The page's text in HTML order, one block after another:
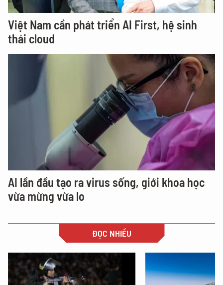
Việt Nam cần phát triển AI First, hệ sinh
thái cloud
AI lần đầu tạo ra virus sống, giới khoa học
vừa mừng vừa lo
ĐỌC NHIỀU